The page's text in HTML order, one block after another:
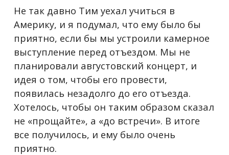
Не так давно Тим уехал учиться в
Америку, и я подумал, что ему было бы
приятно, если бы мы устроили камерное
выступление перед отъездом. Мы не
планировали августовский концерт, и
идея о том, чтобы его провести,
появилась незадолго до его отъезда.
Хотелось, чтобы он таким образом сказал
не «прощайте», а «до встречи». В итоге
все получилось, и ему было очень
приятно.